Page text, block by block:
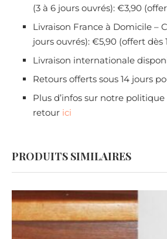
(3 à 6 jours ouvrés): €3,90
Livraison France à Domicile –
jours ouvrés): €5,90 (offert dès
Livraison internationale
Retours offerts sous 14 jours
Plus d’infos sur notre
retour ici
PRODUITS SIMILAIRES